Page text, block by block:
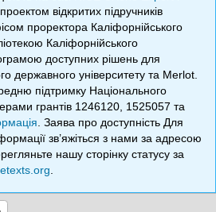
відкритих підручників
проректора Каліфорнійського
Каліфорнійського
доступних рішень для
державного університету та Merlot.
підтримку Національного
грантів 1246120, 1525057 та
. Заява про доступність Для
зв’яжіться з нами за адресою
нашу сторінку статусу за